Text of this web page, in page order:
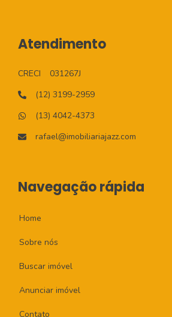
Atendimento
CRECI
031267J
(12) 3199-2959
(13) 4042-4373
rafael@imobiliariajazz.com
Navegação rápida
Home
Sobre nós
Buscar imóvel
Anunciar imóvel
Contato